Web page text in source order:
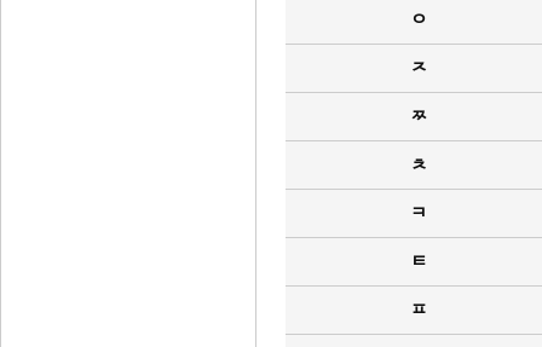
ㅇ
ㅈ
ㅉ
ㅊ
ㅋ
ㅌ
ㅍ